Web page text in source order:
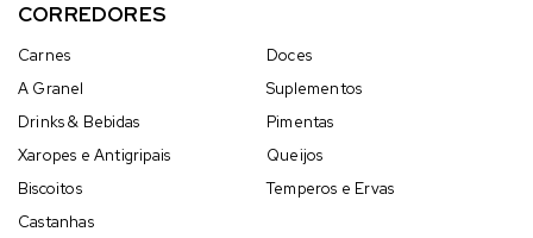
CORREDORES
Carnes
A Granel
Drinks & Bebidas
Xaropes e Antigripais
Biscoitos
Castanhas
Doces
Suplementos
Pimentas
Queijos
Temperos e Ervas